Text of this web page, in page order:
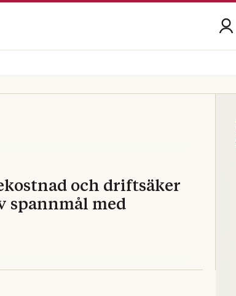
och driftsäker
spannmål med